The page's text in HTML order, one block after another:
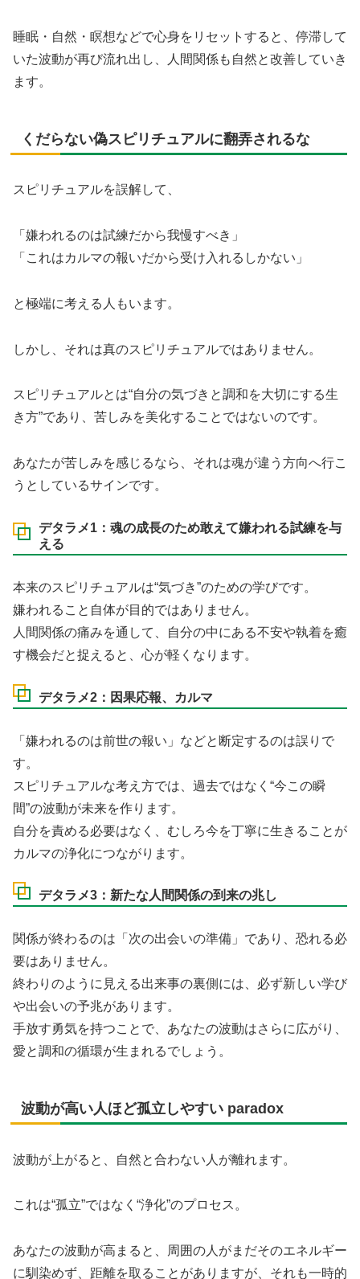
睡眠・自然・瞑想などで心身をリセットすると、停滞して
いた波動が再び流れ出し、人間関係も自然と改善していき
ます。
くだらない偽スピリチュアルに翻弄されるな
スピリチュアルを誤解して、
「嫌われるのは試練だから我慢すべき」
「これはカルマの報いだから受け入れるしかない」
と極端に考える人もいます。
しかし、それは真のスピリチュアルではありません。
スピリチュアルとは“自分の気づきと調和を大切にする生
き方”であり、苦しみを美化することではないのです。
あなたが苦しみを感じるなら、それは魂が違う方向へ行こ
うとしているサインです。
デタラメ1：魂の成長のため敢えて嫌われる試練を与
える
本来のスピリチュアルは“気づき”のための学びです。
嫌われること自体が目的ではありません。
人間関係の痛みを通して、自分の中にある不安や執着を癒
す機会だと捉えると、心が軽くなります。
デタラメ2：因果応報、カルマ
「嫌われるのは前世の報い」などと断定するのは誤りで
す。
スピリチュアルな考え方では、過去ではなく“今この瞬
間”の波動が未来を作ります。
自分を責める必要はなく、むしろ今を丁寧に生きることが
カルマの浄化につながります。
デタラメ3：新たな人間関係の到来の兆し
関係が終わるのは「次の出会いの準備」であり、恐れる必
要はありません。
終わりのように見える出来事の裏側には、必ず新しい学び
や出会いの予兆があります。
手放す勇気を持つことで、あなたの波動はさらに広がり、
愛と調和の循環が生まれるでしょう。
波動が高い人ほど孤立しやすい paradox
波動が上がると、自然と合わない人が離れます。
これは“孤立”ではなく“浄化”のプロセス。
あなたの波動が高まると、周囲の人がまだそのエネルギー
に馴染めず、距離を取ることがありますが、それも一時的